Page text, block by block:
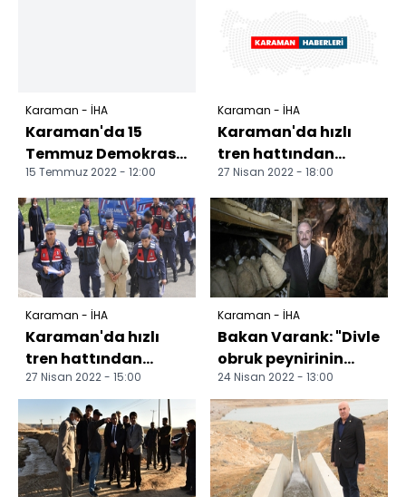
Karaman - İHA
Karaman'da 15
Temmuz Demokrasi
Şehitleri Hatıra
Ormanı'na 251 fidan
dikildi
15 Temmuz 2022 - 12:00
programları yapıld...
Karaman - İHA
Karaman'da hızlı
tren hattından
döşeme ray demiri
çalan 4 şüpheliden
2'si t...
27 Nisan 2022 - 18:00
Karaman - İHA
Karaman'da hızlı
tren hattından
döşeme ray çalan 4
şüpheli yakalandı
27 Nisan 2022 - 15:00
Karaman - İHA
Bakan Varank: "Divle
obruk peynirinin
kapasitesini
arttırmayı
hedefliyoruz"
24 Nisan 2022 - 13:00